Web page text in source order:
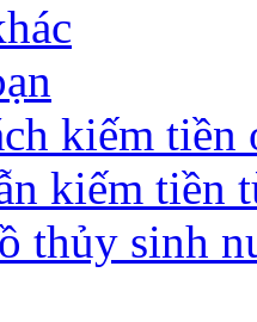
kiếm tiền
kiếm tiền
thủy sinh